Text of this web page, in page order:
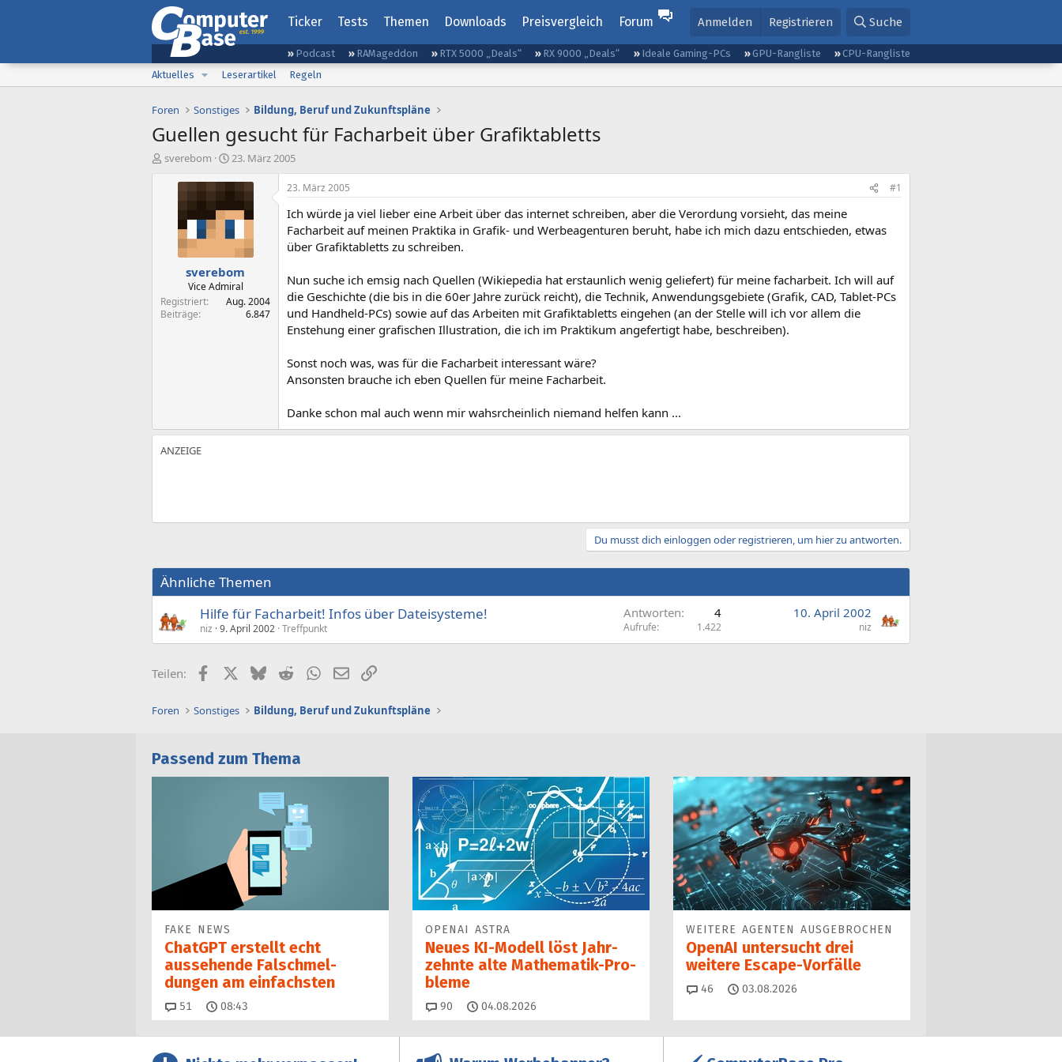
Ticker Tests Themen Downloads Preisvergleich Forum Anmelden Registrieren Suche
Podcast RAMageddon RTX 5000 „Deals“ RX 9000 „Deals“ Ideale Gaming-PCs GPU-Rangliste
CPU-Rangliste
Aktuelles
Leserartikel Regeln
Foren Sonstiges Bildung, Beruf und Zukunftspläne
Guellen gesucht für Facharbeit über Grafiktabletts
E
sverebom
E
s
e
l
l
t
a
m
23. März 2005
sverebom
Vice Admiral
Registriert
Aug. 2004
Beiträge
6.847
23. März 2005 #1
Ich würde ja viel lieber eine Arbeit über das internet schreiben, aber die Verordung vorsieht, das meine
Facharbeit auf meinen Praktika in Grafik- und Werbeagenturen beruht, habe ich mich dazu entschieden, etwas
über Grafiktabletts zu schreiben.
Nun suche ich emsig nach Quellen (Wikiepedia hat erstaunlich wenig geliefert) für meine facharbeit. Ich will auf
die Geschichte (die bis in die 60er Jahre zurück reicht), die Technik, Anwendungsgebiete (Grafik, CAD, Tablet-PCs
und Handheld-PCs) sowie auf das Arbeiten mit Grafiktabletts eingehen (an der Stelle will ich vor allem die
Enstehung einer grafischen Illustration, die ich im Praktikum angefertigt habe, beschreiben).
Sonst noch was, was für die Facharbeit interessant wäre?
Ansonsten brauche ich eben Quellen für meine Facharbeit.
Danke schon mal auch wenn mir wahsrcheinlich niemand helfen kann ...
Du musst dich einloggen oder registrieren, um hier zu antworten.
Ähnliche Themen
Hilfe für Facharbeit! Infos über Dateisysteme!
niz 9. April 2002 Treffpunkt
Antworten 4
Aufrufe 1.422
10. April 2002
niz
Teilen: FacebookX (Twitter)
BlueskyRedditWhatsApp
E-MailLink
Foren Sonstiges Bildung, Beruf und Zukunftspläne
Passend zum Thema
FAKE NEWS
ChatGPT erstellt echt
aussehende Falsch­mel­
dungen am einfachsten
51 Kommentare
08:43
OPENAI ASTRA
Neues KI-Modell löst Jahr­
zehn­te alte Ma­thematik-Pro­
ble­me
90 Kommentare
04.08.2026
WEITERE AGENTEN AUSGEBROCHEN
OpenAI untersucht drei
weitere Escape-Vorfälle
46 Kommentare
03.08.2026